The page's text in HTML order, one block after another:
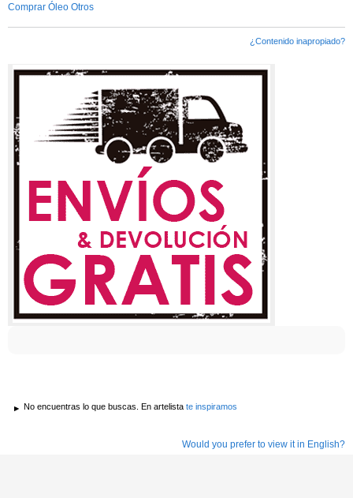
Comprar Óleo Otros
¿Contenido inapropiado?
No encuentras lo que buscas. En artelista te inspiramos
Would you prefer to view it in English?